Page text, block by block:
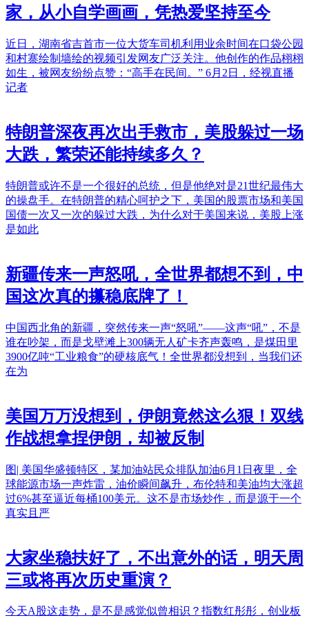
家，从小自学画画，凭热爱坚持至今
近日，湖南省吉首市一位大货车司机利用业余时间在口袋公园
和村寨绘制墙绘的视频引发网友广泛关注。他创作的作品栩栩
如生，被网友纷纷点赞：“高手在民间。” 6月2日，经视直播
记者
特朗普深夜再次出手救市，美股躲过一场
大跌，繁荣还能持续多久？
特朗普或许不是一个很好的总统，但是他绝对是21世纪最伟大
的操盘手。在特朗普的精心呵护之下，美国的股票市场和美国
国债一次又一次的躲过大跌，为什么对于美国来说，美股上涨
是如此
新疆传来一声怒吼，全世界都想不到，中
国这次真的攥稳底牌了！
中国西北角的新疆，突然传来一声“怒吼”——这声“吼”，不是
谁在吵架，而是戈壁滩上300辆无人矿卡齐声轰鸣，是煤田里
3900亿吨“工业粮食”的硬核底气！全世界都没想到，当我们还
在为
美国万万没想到，伊朗竟然这么狠！双线
作战想拿捏伊朗，却被反制
图| 美国华盛顿特区，某加油站民众排队加油6月1日夜里，全
球能源市场一声炸雷，油价瞬间飙升，布伦特和美油均大涨超
过6%甚至逼近每桶100美元。这不是市场炒作，而是源于一个
真实且严
大家坐稳扶好了，不出意外的话，明天周
三或将再次历史重演？
今天A股这走势，是不是感觉似曾相识？指数红彤彤，创业板